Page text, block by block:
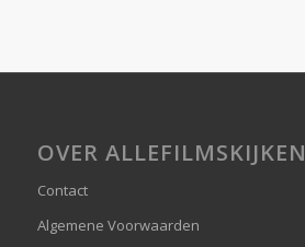
OVER ALLEFILMSKIJKEN
Contact
Algemene Voorwaarden